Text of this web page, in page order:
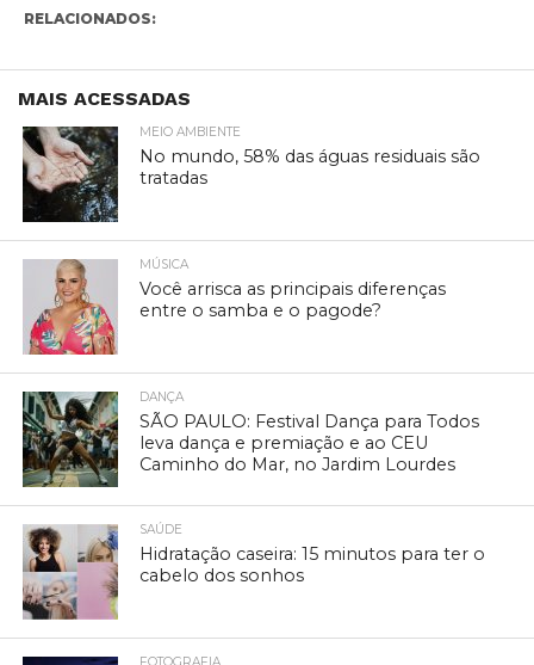
RELACIONADOS:
MAIS ACESSADAS
MEIO AMBIENTE
No mundo, 58% das águas residuais são
tratadas
MÚSICA
Você arrisca as principais diferenças
entre o samba e o pagode?
DANÇA
SÃO PAULO: Festival Dança para Todos
leva dança e premiação e ao CEU
Caminho do Mar, no Jardim Lourdes
SAÚDE
Hidratação caseira: 15 minutos para ter o
cabelo dos sonhos